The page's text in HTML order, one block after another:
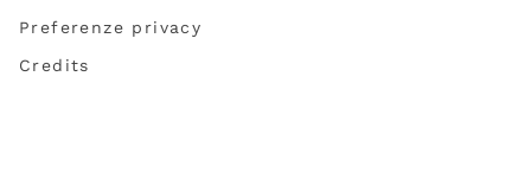
Preferenze privacy
Credits